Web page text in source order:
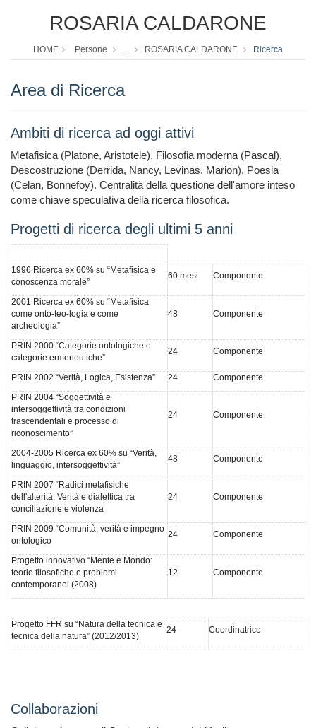
ROSARIA CALDARONE
HOME Persone ... ROSARIA CALDARONE Ricerca
Area di Ricerca
Ambiti di ricerca ad oggi attivi
Metafisica (Platone, Aristotele), Filosofia moderna (Pascal),
Descostruzione (Derrida, Nancy, Levinas, Marion), Poesia
(Celan, Bonnefoy). Centralità della questione dell'amore inteso
come chiave speculativa della ricerca filosofica.
Progetti di ricerca degli ultimi 5 anni
1996 Ricerca ex 60% su “Metafisica e
conoscenza morale”
60 mesi Componente
2001 Ricerca ex 60% su “Metafisica
come onto-teo-logia e come
archeologia”
48 Componente
PRIN 2000 “Categorie ontologiche e
categorie ermeneutiche”
24 Componente
PRIN 2002 “Verità, Logica, Esistenza” 24
Componente
PRIN 2004 “Soggettività e
intersoggettività tra condizioni
trascendentali e processo di
riconoscimento”
24 Componente
2004-2005 Ricerca ex 60% su “Verità,
linguaggio, intersoggettività”
48 Componente
PRIN 2007 “Radici metafisiche
dell'alterità. Verità e dialettica tra
conciliazione e violenza
24 Componente
PRIN 2009 “Comunità, verità e impegno
ontologico
24 Componente
Progetto innovativo “Mente e Mondo:
teorie filosofiche e problemi
contemporanei (2008)
12 Componente
Progetto FFR su “Natura della tecnica e
tecnica della natura” (2012/2013)
24 Coordinatrice
Collaborazioni